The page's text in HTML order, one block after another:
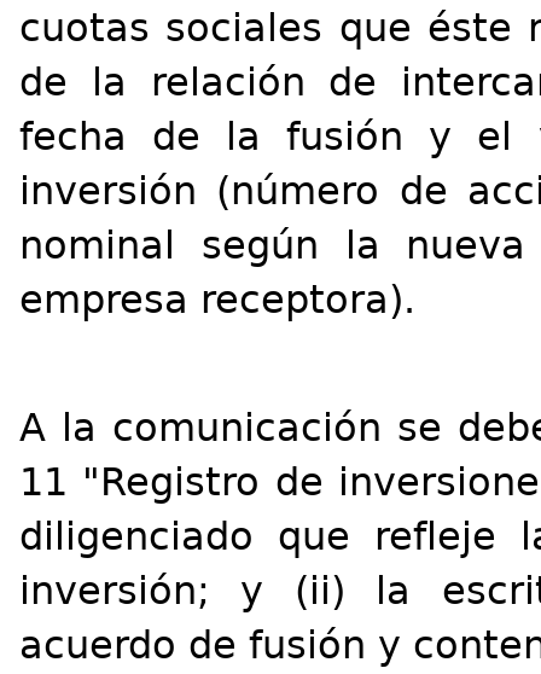
cuotas sociales que éste
de la relación de
fecha de la fusión y el
inversión (número de
nominal según la
empresa receptora).
A la comunicación se
11 "Registro de
diligenciado que refleje
inversión; y (ii) la
acuerdo de fusión y